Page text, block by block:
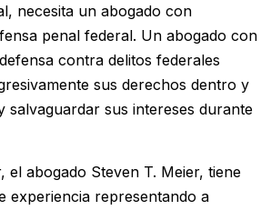
necesita un abogado con
penal federal. Un abogado con
contra delitos federales
sus derechos dentro y
salvaguardar sus intereses durante
el abogado Steven T. Meier, tiene
experiencia representando a